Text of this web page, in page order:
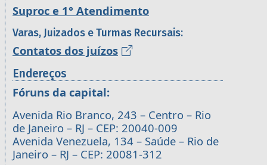
Suproc e 1° Atendimento
Varas, Juizados e Turmas Recursais:
Contatos dos juízos
Endereços
Fóruns da capital:
Avenida Rio Branco, 243 – Centro – Rio
de Janeiro – RJ – CEP: 20040-009
Avenida Venezuela, 134 – Saúde – Rio de
Janeiro – RJ – CEP: 20081-312